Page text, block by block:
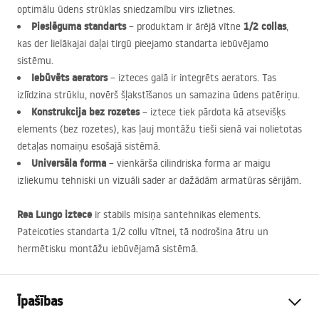
optimālu ūdens strūklas sniedzamību virs izlietnes.
Pieslēguma standarts– produktam ir ārējā vītne 1/2 collas,
kas der lielākajai daļai tirgū pieejamo standarta iebūvējamo
sistēmu.
Iebūvēts aerators– izteces galā ir integrēts aerators. Tas
izlīdzina strūklu, novērš šļakstīšanos un samazina ūdens patēriņu.
Konstrukcija bez rozetes– iztece tiek pārdota kā atsevišķs
elements (bez rozetes), kas ļauj montāžu tieši sienā vai nolietotas
detaļas nomaiņu esošajā sistēmā.
Universāla forma – vienkārša cilindriska forma ar maigu
izliekumu tehniski un vizuāli sader ar dažādām armatūras sērijām.
Rea Lungo iztece ir stabils misiņa santehnikas elements.
Pateicoties standarta 1/2 collu vītnei, tā nodrošina ātru un
hermētisku montāžu iebūvējamā sistēmā.
Īpašības